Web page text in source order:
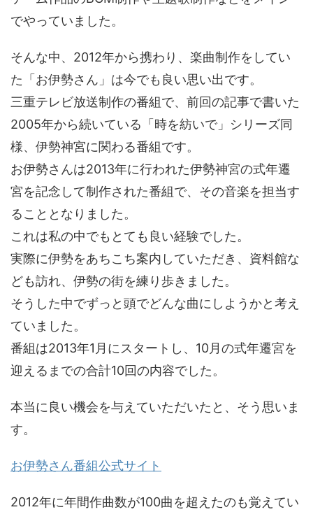
でやっていました。
そんな中、2012年から携わり、楽曲制作をしてい
た「お伊勢さん」は今でも良い思い出です。
三重テレビ放送制作の番組で、前回の記事で書いた
2005年から続いている「時を紡いで」シリーズ同
様、伊勢神宮に関わる番組です。
お伊勢さんは2013年に行われた伊勢神宮の式年遷
宮を記念して制作された番組で、その音楽を担当す
ることとなりました。
これは私の中でもとても良い経験でした。
実際に伊勢をあちこち案内していただき、資料館な
ども訪れ、伊勢の街を練り歩きました。
そうした中でずっと頭でどんな曲にしようかと考え
ていました。
番組は2013年1月にスタートし、10月の式年遷宮を
迎えるまでの合計10回の内容でした。
本当に良い機会を与えていただいたと、そう思いま
す。
お伊勢さん番組公式サイト
2012年に年間作曲数が100曲を超えたのも覚えてい